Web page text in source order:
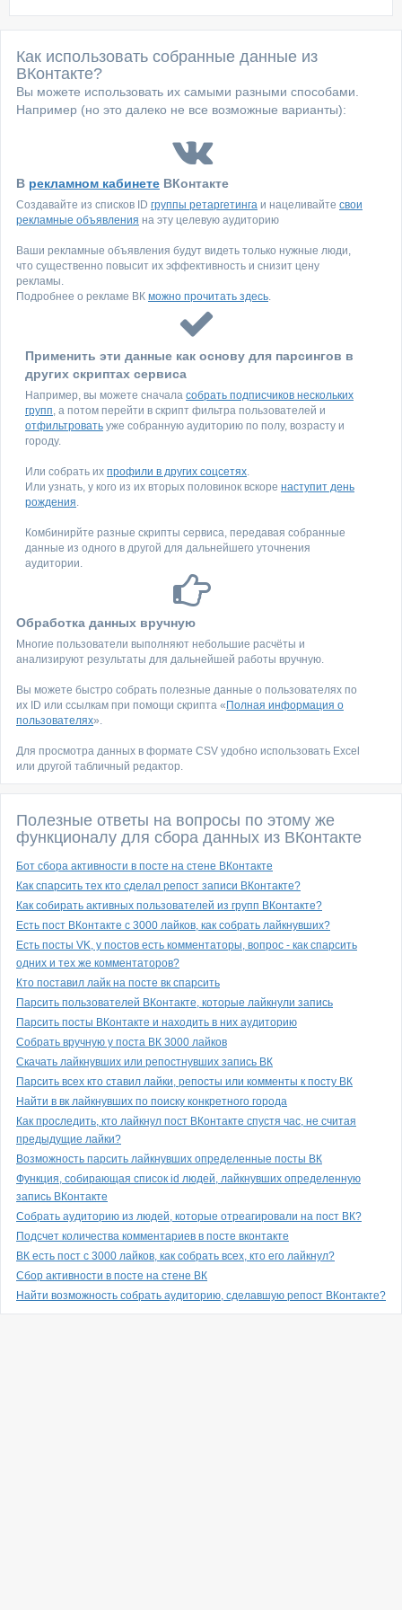
Как использовать собранные данные из
ВКонтакте?
Вы можете использовать их самыми разными способами.
Например (но это далеко не все возможные варианты):
В рекламном кабинете ВКонтакте
Создавайте из списков ID группы ретаргетинга и нацеливайте свои
рекламные объявления на эту целевую аудиторию
Ваши рекламные объявления будут видеть только нужные люди,
что существенно повысит их эффективность и снизит цену
рекламы.
Подробнее о рекламе ВК можно прочитать здесь.
Применить эти данные как основу для парсингов в
других скриптах сервиса
Например, вы можете сначала собрать подписчиков нескольких
групп, а потом перейти в скрипт фильтра пользователей и
отфильтровать уже собранную аудиторию по полу, возрасту и
городу.
Или собрать их профили в других соцсетях.
Или узнать, у кого из их вторых половинок вскоре наступит день
рождения.
Комбинирйте разные скрипты сервиса, передавая собранные
данные из одного в другой для дальнейшего уточнения
аудитории.
Обработка данных вручную
Многие пользователи выполняют небольшие расчёты и
анализируют результаты для дальнейшей работы вручную.
Вы можете быстро собрать полезные данные о пользователях по
их ID или ссылкам при помощи скрипта « Полная информация о
пользователях».
Для просмотра данных в формате CSV удобно использовать Excel
или другой табличный редактор.
Полезные ответы на вопросы по этому же
функционалу для сбора данных из ВКонтакте
Бот сбора активности в посте на стене ВКонтакте
Как спарсить тех кто сделал репост записи ВКонтакте?
Как собирать активных пользователей из групп ВКонтакте?
Есть пост ВКонтакте с 3000 лайков, как собрать лайкнувших?
Есть посты VK, у постов есть комментаторы, вопрос - как спарсить
одних и тех же комментаторов?
Кто поставил лайк на посте вк спарсить
Парсить пользователей ВКонтакте, которые лайкнули запись
Парсить посты ВКонтакте и находить в них аудиторию
Собрать вручную у поста ВК 3000 лайков
Скачать лайкнувших или репостнувших запись ВК
Парсить всех кто ставил лайки, репосты или комменты к посту ВК
Найти в вк лайкнувших по поиску конкретного города
Как проследить, кто лайкнул пост ВКонтакте спустя час, не считая
предыдущие лайки?
Возможность парсить лайкнувших определенные посты ВК
Функция, собирающая список id людей, лайкнувших определенную
запись ВКонтакте
Собрать аудиторию из людей, которые отреагировали на пост ВК?
Подсчет количества комментариев в посте вконтакте
ВК есть пост с 3000 лайков, как собрать всех, кто его лайкнул?
Сбор активности в посте на стене ВК
Найти возможность собрать аудиторию, сделавшую репост ВКонтакте?